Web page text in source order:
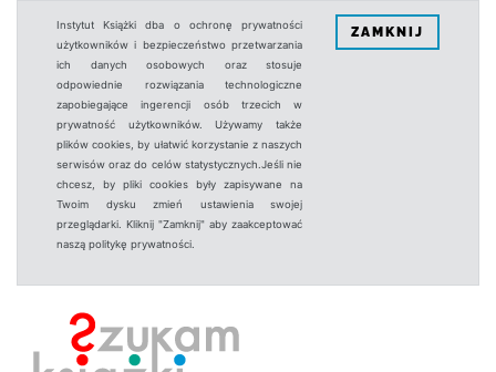
Instytut Książki dba o ochronę prywatności
użytkowników i bezpieczeństwo przetwarzania
ich danych osobowych oraz stosuje
odpowiednie rozwiązania technologiczne
zapobiegające ingerencji osób trzecich w
prywatność użytkowników. Używamy także
plików cookies, by ułatwić korzystanie z naszych
serwisów oraz do celów statystycznych.Jeśli nie
chcesz, by pliki cookies były zapisywane na
Twoim dysku zmień ustawienia swojej
przeglądarki. Kliknij "Zamknij" aby zaakceptować
naszą politykę prywatności.
ZAMKNIJ